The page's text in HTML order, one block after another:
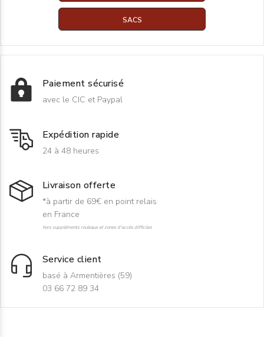
SACS
Paiement sécurisé
avec le CIC et Paypal
Expédition rapide
24 à 48 heures
Livraison offerte
*à partir de 69€ en point relais
en France
hors suppléments rouleaux et zones d'accès difficiles
Service client
basé à Armentières (59)
03 66 72 89 34